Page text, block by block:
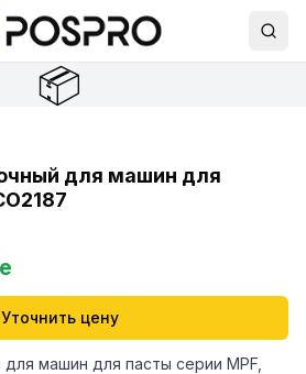
📦
для машин для
Уточнить цену
машин для пасты серии MPF,